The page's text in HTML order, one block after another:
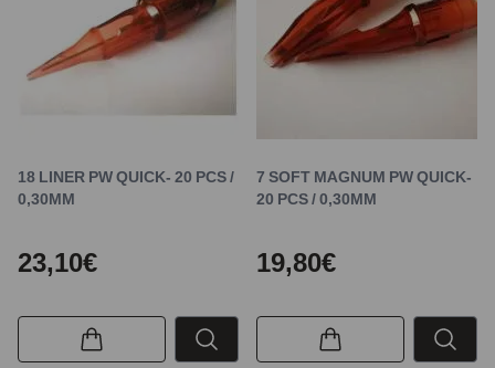
18 LINER PW QUICK- 20 PCS /
0,30MM
23,10€
7 SOFT MAGNUM PW QUICK-
20 PCS / 0,30MM
19,80€